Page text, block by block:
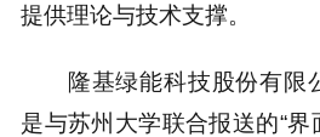
提供理论与技术支撑。
隆基绿能科技股份有限
是与苏州大学联合报送的“